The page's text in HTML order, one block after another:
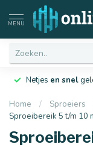
MENU
Netjes en snel
Home / Sproeiers
Sproeibereik 5 t/m 10
Afmetingen